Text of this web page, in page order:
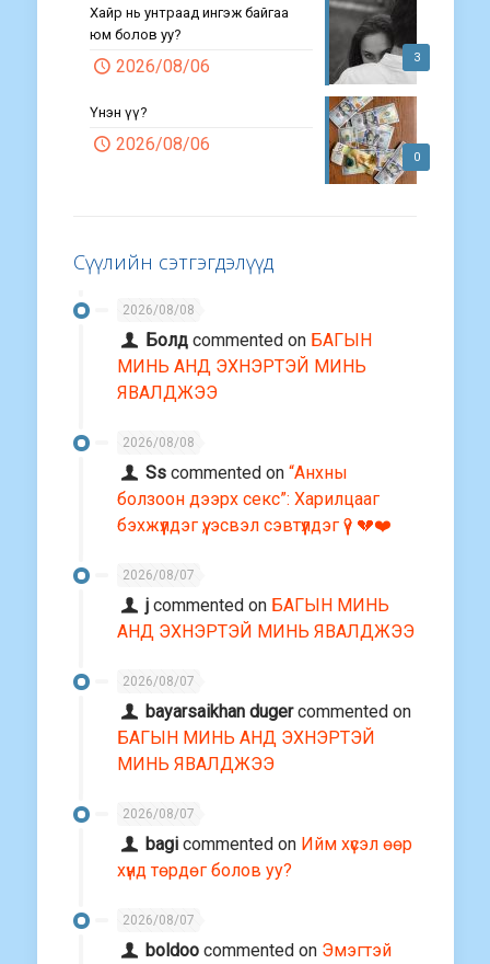
3
Хайр нь унтраад ингэж байгаа
юм болов уу?
2026/08/06
0
Үнэн үү?
2026/08/06
Сүүлийн сэтгэгдэлүүд
2026/08/08
Болд commented on БАГЫН
МИНЬ АНД ЭХНЭРТЭЙ МИНЬ
ЯВАЛДЖЭЭ
2026/08/08
Ss commented on“Анхны
болзоон дээрх секс”: Харилцааг
бэхжүүлдэг үү, эсвэл сэвтүүлдэг үү? 💔❤️
2026/08/07
j commented on БАГЫН МИНЬ
АНД ЭХНЭРТЭЙ МИНЬ ЯВАЛДЖЭЭ
2026/08/07
bayarsaikhan dugercommented on
БАГЫН МИНЬ АНД ЭХНЭРТЭЙ
МИНЬ ЯВАЛДЖЭЭ
2026/08/07
bagi commented on Ийм хүсэл өөр
хүнд төрдөг болов уу?
2026/08/07
boldoo commented on Эмэгтэй